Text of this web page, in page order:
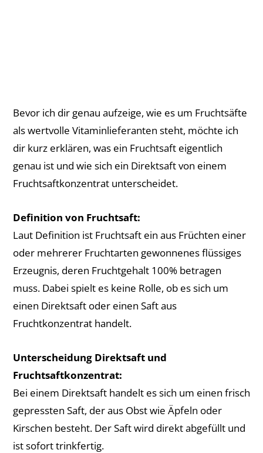
Bevor ich dir genau aufzeige, wie es um Fruchtsäfte
als wertvolle Vitaminlieferanten steht, möchte ich
dir kurz erklären, was ein Fruchtsaft eigentlich
genau ist und wie sich ein Direktsaft von einem
Fruchtsaftkonzentrat unterscheidet.
Definition von Fruchtsaft:
Laut Definition ist Fruchtsaft ein aus Früchten einer
oder mehrerer Fruchtarten gewonnenes flüssiges
Erzeugnis, deren Fruchtgehalt 100% betragen
muss. Dabei spielt es keine Rolle, ob es sich um
einen Direktsaft oder einen Saft aus
Fruchtkonzentrat handelt.
Unterscheidung Direktsaft und
Fruchtsaftkonzentrat:
Bei einem Direktsaft handelt es sich um einen frisch
gepressten Saft, der aus Obst wie Äpfeln oder
Kirschen besteht. Der Saft wird direkt abgefüllt und
ist sofort trinkfertig.